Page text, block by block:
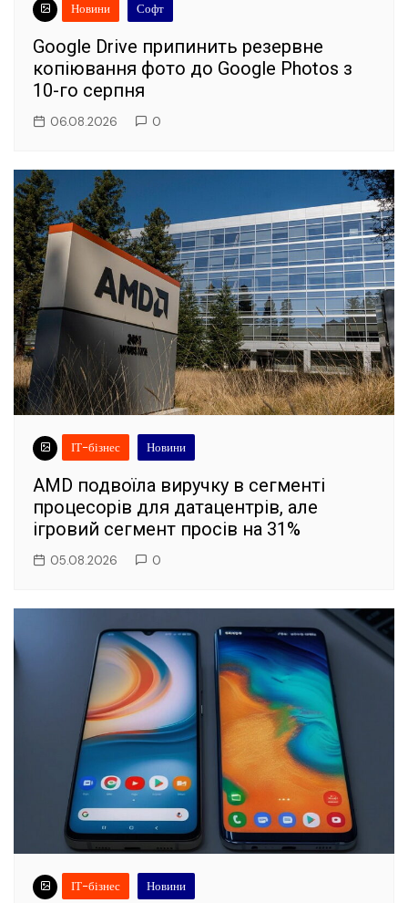
Новини Софт
Google Drive припинить резервне
копіювання фото до Google Photos з
10-го серпня
06.08.2026 0
ІТ-бізнес Новини
AMD подвоїла виручку в сегменті
процесорів для датацентрів, але
ігровий сегмент просів на 31%
05.08.2026 0
ІТ-бізнес Новини